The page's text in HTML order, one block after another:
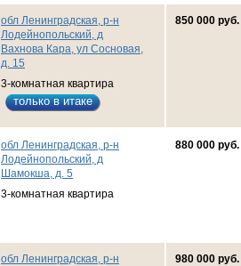
обл Ленинградская, р-н
Лодейнопольский, д
Вахнова Кара, ул Сосновая,
д. 15
3-комнатная квартира
только в итаке
850 000 руб.
обл Ленинградская, р-н
Лодейнопольский, д
Шамокша, д. 5
3-комнатная квартира
880 000 руб.
обл Ленинградская, р-н
980 000 руб.